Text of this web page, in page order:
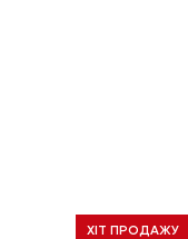
ХІТ ПРОДАЖУ